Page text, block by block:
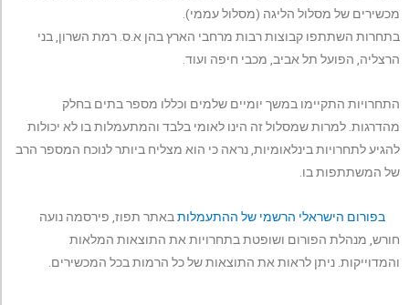
מכשירים של מסלול הליגה (מסלול עממי).
בתחרות השתתפו קבוצות רבות מרחבי הארץ בהן א.ס. רמת השרון, בני
הרצליה, הפועל תל אביב, מכבי חיפה ועוד.
התחרויות התקיימו במשך יומיים שלמים וכללו מספר בתים בחלק
מהדרגות. למרות שמסלול זה הינו לאומי בלבד והמתעמלות בו לא יכולות
להגיע לתחרויות בינלאומיות, נראה כי הוא מצליח ביותר לנוכח המספר הרב
של המשתתפות בו.
בפורום הישראלי הרשמי של ההתעמלותבאתר תפוז, פירסמה נועה
חורש, מנהלת הפורום ושופטת בתחרויות את התוצאות המלאות
והמדוייקות. ניתן לראות את התוצאות של כל הרמות בכל המכשירים.